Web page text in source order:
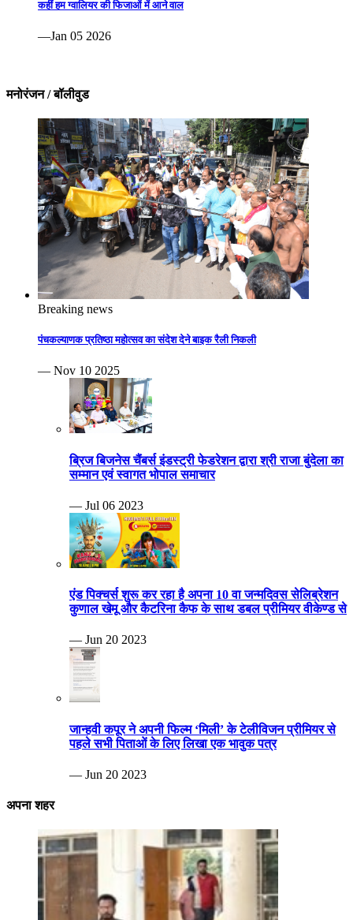
कहीं हम ग्वालियर की फिजाओं में आने वाल
—Jan 05 2026
मनोरंजन / बॉलीवुड
Breaking news
पंचकल्याणक प्रतिष्ठा महोत्सव का संदेश देने बाइक रैली निकली
— Nov 10 2025
ब्रिज बिजनेस चैंबर्स इंडस्ट्री फेडरेशन द्वारा श्री राजा बुंदेला का
सम्मान एवं स्वागत भोपाल समाचार
— Jul 06 2023
एंड पिक्चर्स शुरू कर रहा है अपना 10 वा जन्मदिवस सेलिब्रेशन
कुणाल खेमू और कैटरिना कैफ के साथ डबल प्रीमियर वीकेण्ड से
— Jun 20 2023
जान्हवी कपूर ने अपनी फिल्म ‘मिली’ के टेलीविजन प्रीमियर से
पहले सभी पिताओं के लिए लिखा एक भावुक पत्र
— Jun 20 2023
अपना शहर